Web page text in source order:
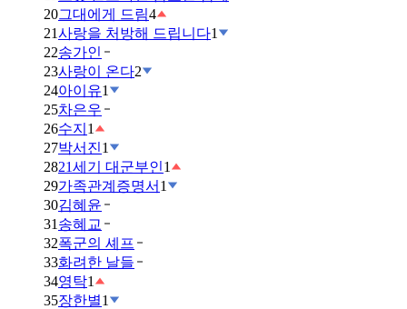
20그대에게 드림4
21사랑을 처방해 드립니다1
22송가인
23사랑이 온다2
24아이유1
25차은우
26수지 1
27박서진1
2821세기 대군부인1
29가족관계증명서 1
30김혜윤
31 송혜교
32폭군의 셰프
33화려한 날들
34영탁1
35장한별1